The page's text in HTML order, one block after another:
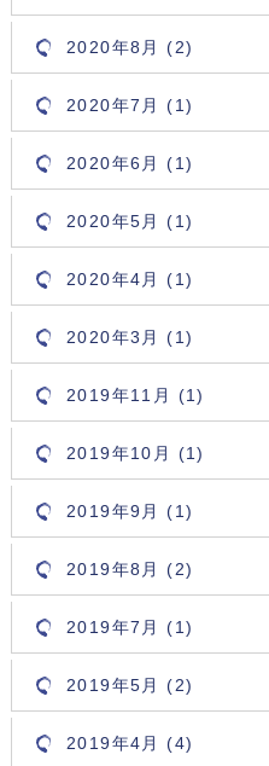
2020年8月 (2)
2020年7月 (1)
2020年6月 (1)
2020年5月 (1)
2020年4月 (1)
2020年3月 (1)
2019年11月 (1)
2019年10月 (1)
2019年9月 (1)
2019年8月 (2)
2019年7月 (1)
2019年5月 (2)
2019年4月 (4)